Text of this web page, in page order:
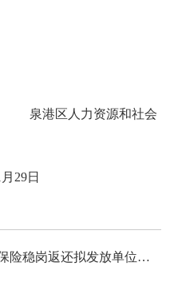
泉港区人力资源和社会
月 29日
附件：2024年度泉港区失业保险稳岗返还拟发放单位名单（第六批）.xls